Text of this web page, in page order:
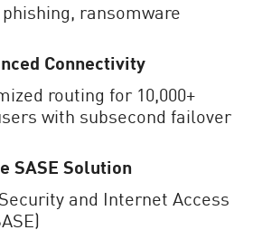
ransomware
Connectivity
routing for 10,000+
with subsecond failover
SASE Solution
and Internet Access